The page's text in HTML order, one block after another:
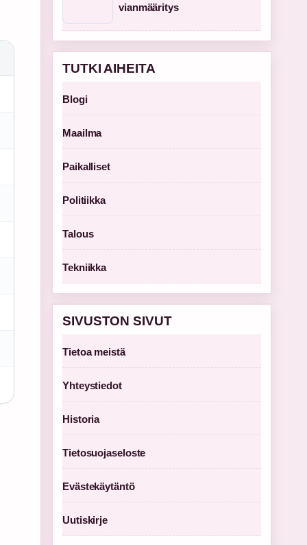
vianmääritys
TUTKI AIHEITA
Blogi
Maailma
Paikalliset
Politiikka
Talous
Tekniikka
SIVUSTON SIVUT
Tietoa meistä
Yhteystiedot
Historia
Tietosuojaseloste
Evästekäytäntö
Uutiskirje